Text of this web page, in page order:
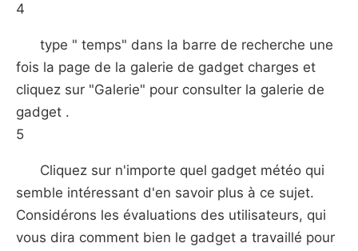
4
type " temps" dans la barre de recherche une
fois la page de la galerie de gadget charges et
cliquez sur "Galerie" pour consulter la galerie de
gadget .
5
Cliquez sur n'importe quel gadget météo qui
semble intéressant d'en savoir plus à ce sujet.
Considérons les évaluations des utilisateurs, qui
vous dira comment bien le gadget a travaillé pour